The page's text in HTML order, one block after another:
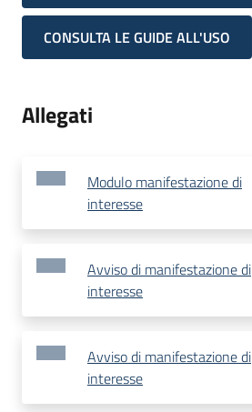
CONSULTA LE GUIDE ALL'USO
Allegati
Modulo manifestazione di
interesse
Avviso di manifestazione di
interesse
Avviso di manifestazione di
interesse